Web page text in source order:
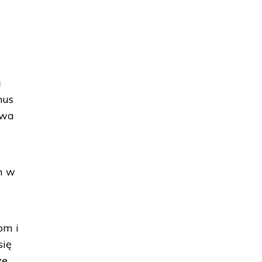
w
i